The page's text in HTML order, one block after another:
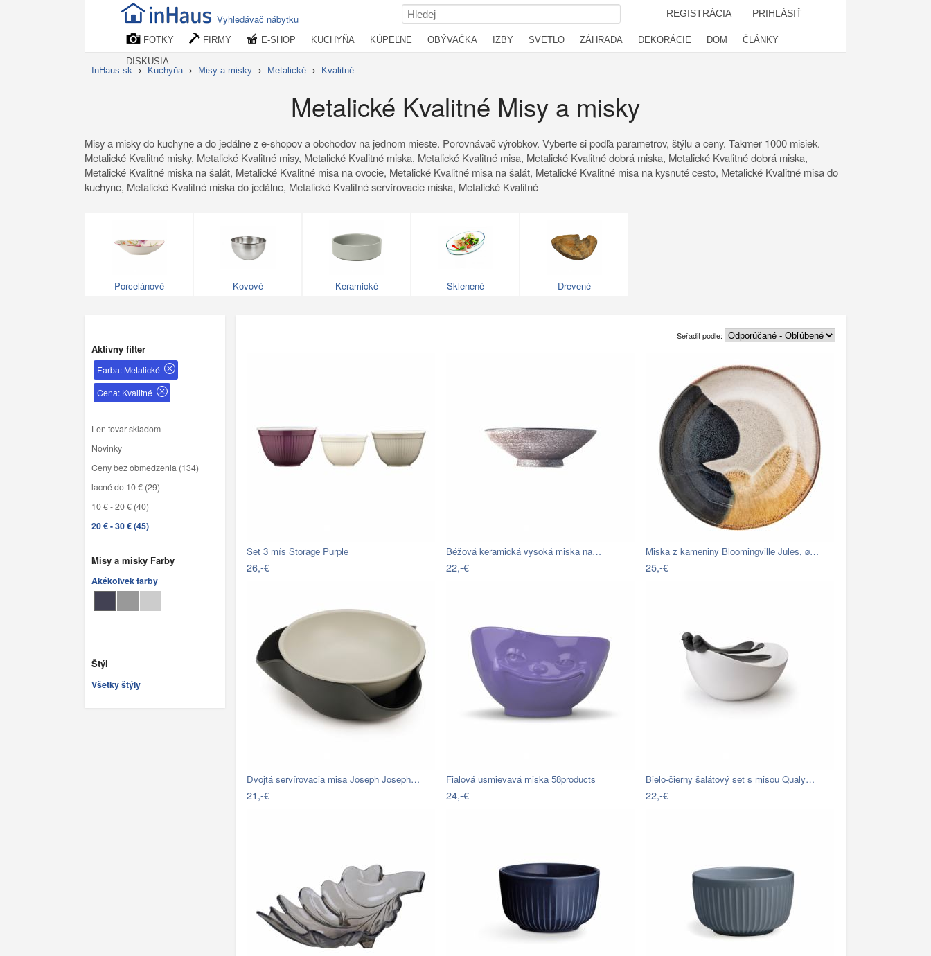
Vyhledávač nábytku REGISTRÁCIA PRIHLÁSIŤ
FOTKY FIRMY E-SHOP KUCHYŇA KÚPEĽNE OBÝVAČKA IZBY SVETLO ZÁHRADA DEKORÁCIE DOM ČLÁNKY
DISKUSIA
InHaus.sk › Kuchyňa › Misy a misky › Metalické › Kvalitné
Metalické Kvalitné Misy a misky
Misy a misky do kuchyne a do jedálne z e-shopov a obchodov na jednom mieste. Porovnávač výrobkov. Vyberte si podľa parametrov, štýlu a ceny. Takmer 1000 misiek.
Metalické Kvalitné misky, Metalické Kvalitné misy, Metalické Kvalitné miska, Metalické Kvalitné misa, Metalické Kvalitné dobrá miska, Metalické Kvalitné dobrá miska,
Metalické Kvalitné miska na šalát, Metalické Kvalitné misa na ovocie, Metalické Kvalitné misa na šalát, Metalické Kvalitné misa na kysnuté cesto, Metalické Kvalitné misa do
kuchyne, Metalické Kvalitné miska do jedálne, Metalické Kvalitné servírovacie miska, Metalické Kvalitné
Porcelánové Kovové Keramické Sklenené Drevené
Aktívny filter
Farba: Metalické
Cena: Kvalitné
Len tovar skladom
Novinky
Ceny bez obmedzenia (134)
lacné do 10 € (29)
10 € - 20 € (40)
20 € - 30 € (45)
Misy a misky Farby
Akékoľvek farby
Štýl
Všetky štýly
Seřadit podle:
Set 3 mís Storage Purple
26,-€
Béžová keramická vysoká miska na…
22,-€
Miska z kameniny Bloomingville Jules, ø…
25,-€
Dvojtá servírovacia misa Joseph Joseph…
21,-€
Fialová usmievavá miska 58products
24,-€
Bielo-čierny šalátový set s misou Qualy…
22,-€